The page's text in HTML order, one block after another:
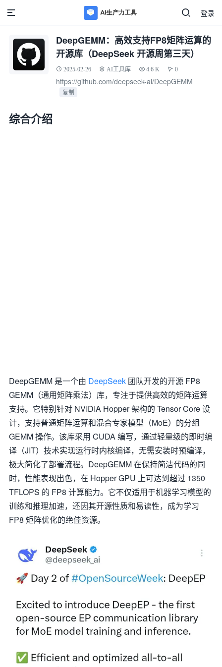
登录
DeepGEMM：高效支持FP8矩阵运算的
开源库（DeepSeek 开源周第三天）
2025-02-26 AI工具库 4.6 K 0
https://github.com/deepseek-ai/DeepGEMM
复制
综合介绍
DeepGEMM 是一个由 DeepSeek 团队开发的开源 FP8
GEMM（通用矩阵乘法）库，专注于提供高效的矩阵运算
支持。它特别针对 NVIDIA Hopper 架构的 Tensor Core 设
计，支持普通矩阵运算和混合专家模型（MoE）的分组
GEMM 操作。该库采用 CUDA 编写，通过轻量级的即时编
译（JIT）技术实现运行时内核编译，无需安装时预编译，
极大简化了部署流程。DeepGEMM 在保持简洁代码的同
时，性能表现出色，在 Hopper GPU 上可达到超过 1350
TFLOPS 的 FP8 计算能力。它不仅适用于机器学习模型的
训练和推理加速，还因其开源性质和易读性，成为学习
FP8 矩阵优化的绝佳资源。